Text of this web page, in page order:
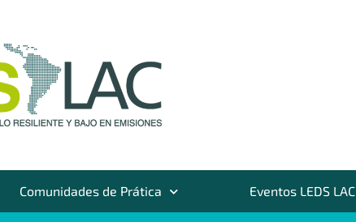
Comunidades de Prática Eventos LEDS LAC